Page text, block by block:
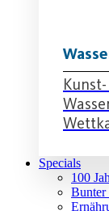
Specials
100
Bunter